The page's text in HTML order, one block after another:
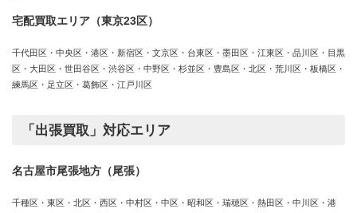
宅配買取エリア（東京23区）
千代田区・中央区・港区・新宿区・文京区・台東区・墨田区・江東区・品川区・目黒
区・大田区・世田谷区・渋谷区・中野区・杉並区・豊島区・北区・荒川区・板橋区・
練馬区・足立区・葛飾区・江戸川区
「出張買取」対応エリア
名古屋市尾張地方（尾張）
千種区・東区・北区・西区・中村区・中区・昭和区・瑞穂区・熱田区・中川区・港